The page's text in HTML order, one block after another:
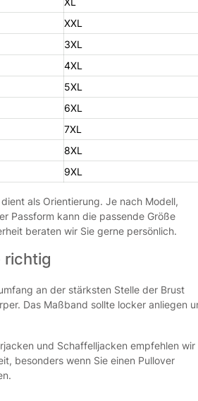
XXL
3XL
4XL
5XL
6XL
7XL
8XL
9XL
als Orientierung. Je nach Modell,
Passform kann die passende Größe
beraten wir Sie gerne persönlich.
richtig
an der stärksten Stelle der Brust
Das Maßband sollte locker anliegen
und Schaffelljacken empfehlen wir
besonders wenn Sie einen Pullover